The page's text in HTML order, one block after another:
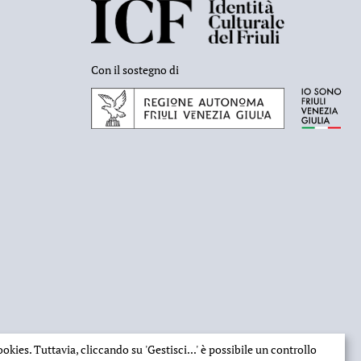
Con il sostegno di
Tuttavia, cliccando su 'Gestisci...'è possibile un controllo